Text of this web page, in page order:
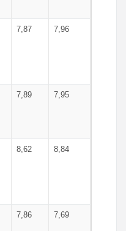
7,87 7,96
7,89 7,95
8,62 8,84
7,86 7,69